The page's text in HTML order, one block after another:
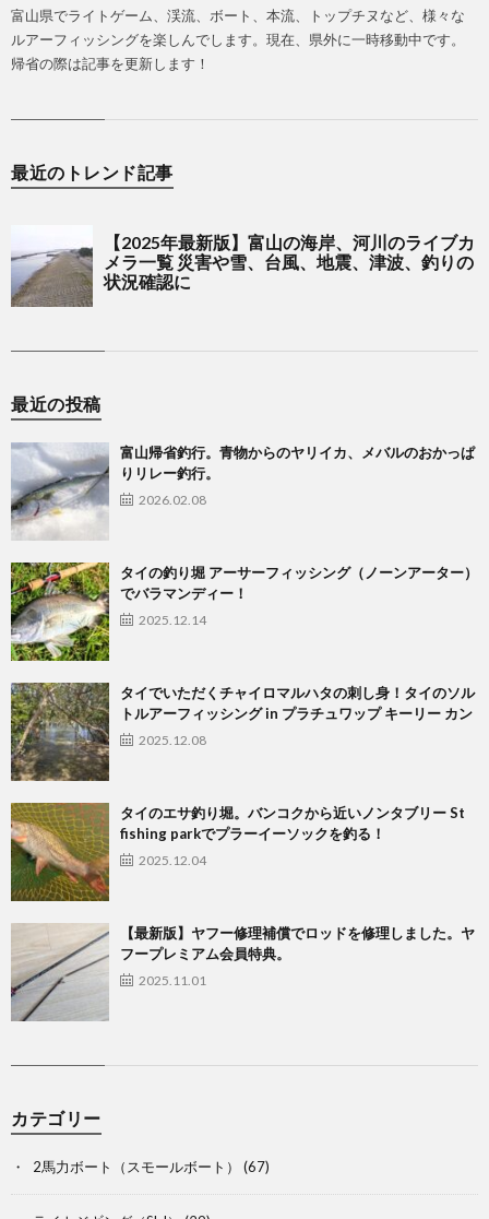
富山県でライトゲーム、渓流、ボート、本流、トップチヌなど、様々な
ルアーフィッシングを楽しんでします。現在、県外に一時移動中です。
帰省の際は記事を更新します！
最近のトレンド記事
最近の投稿
富山帰省釣行。青物からのヤリイカ、メバルのおかっぱ
りリレー釣行。
2026.02.08
タイの釣り堀 アーサーフィッシング（ノーンアーター）
でバラマンディー！
2025.12.14
タイでいただくチャイロマルハタの刺し身！タイのソル
トルアーフィッシング in プラチュワップ キーリー カン
2025.12.08
タイのエサ釣り堀。バンコクから近いノンタブリー St
fishing parkでプラーイーソックを釣る！
2025.12.04
【最新版】ヤフー修理補償でロッドを修理しました。ヤ
フープレミアム会員特典。
2025.11.01
カテゴリー
2馬力ボート（スモールボート） (67)